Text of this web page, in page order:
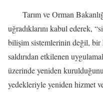
Tarım ve Orman
uğradıklarını kabul ederek,
bilişim sistemlerinin değil, bir
saldırıdan etkilenen
üzerinde yeniden
yedekleriyle yeniden hizmet